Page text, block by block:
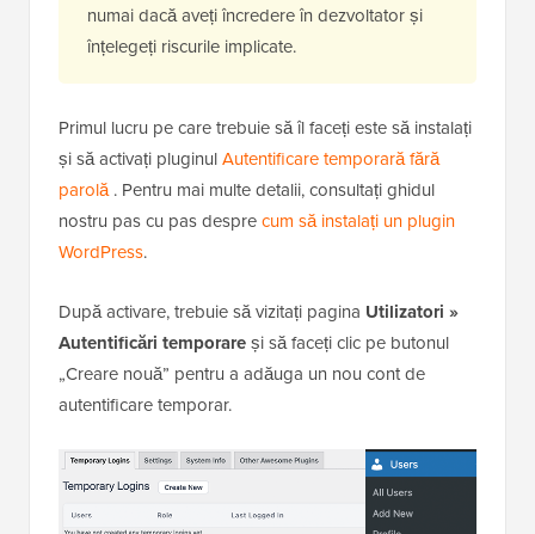
numai dacă aveți încredere în dezvoltator și
înțelegeți riscurile implicate.
Primul lucru pe care trebuie să îl faceți este să instalați
și să activați pluginulAutentificare temporară fără
parolă. Pentru mai multe detalii, consultați ghidul
nostru pas cu pas desprecum să instalați un plugin
WordPress.
După activare, trebuie să vizitați pagina Utilizatori »
Autentificări temporareși să faceți clic pe butonul
„Creare nouă” pentru a adăuga un nou cont de
autentificare temporar.